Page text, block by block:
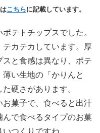
こちらに記載しています。
テトチップスでした。
カテカしています。厚
と食感は異なり、ポテ
薄い生地の「かりんと
硬さがあります。
菓子で、食べると出汁
で食べるタイプのお菓
つくりですね。